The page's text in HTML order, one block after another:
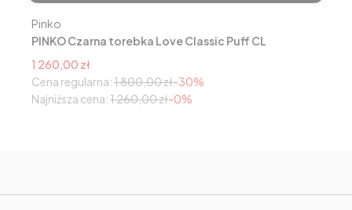
PINKO Czarna torebka Love Classic Puff CL
Producent
Pinko
Cena promocyjna
1 260,00 zł
Cena regularna:1 800,00 zł-30%
Najniższa cena:1 260,00 zł-0%